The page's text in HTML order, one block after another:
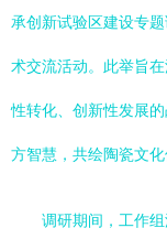
承创新试验区建设专
术交流活动。此举旨
性转化、创新性发展
方智慧，共绘陶瓷文化
调研期间，工作